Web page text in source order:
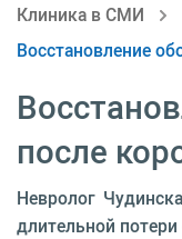
Клиника в СМИ
Восстановление
после
Невролог
длительной